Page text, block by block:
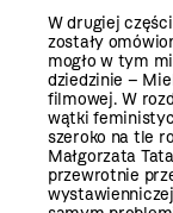
W drugiej
zostały
mogło w tym
dziedzinie –
filmowej. W
wątki
szeroko na tle
Małgorzata
przewrotnie